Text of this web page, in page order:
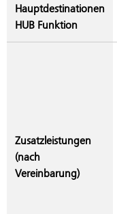
Hauptdestinationen
HUB Funktion
Zusatzleistungen
(nach
Vereinbarung)